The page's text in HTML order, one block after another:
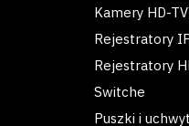
Kamery HD-
Rejestratory
Rejestratory
Switche
Puszki i